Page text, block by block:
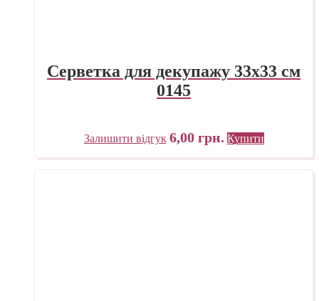
Серветка для декупажу 33х33 см
0145
Залишити відгук 6,00 грн. Купити